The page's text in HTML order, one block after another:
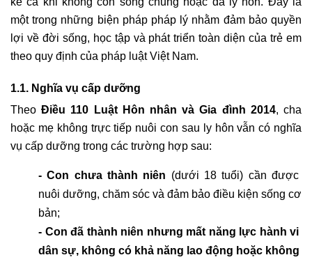
một trong những biện pháp pháp lý nhằm đảm bảo quyền
lợi về đời sống, học tập và phát triển toàn diện của trẻ em
theo quy định của pháp luật Việt Nam.
1.1. Nghĩa vụ cấp dưỡng
Theo Điều 110 Luật Hôn nhân và Gia đình 2014, cha
hoặc mẹ không trực tiếp nuôi con sau ly hôn vẫn có nghĩa
vụ cấp dưỡng trong các trường hợp sau:
- Con chưa thành niên (dưới 18 tuổi) cần được
nuôi dưỡng, chăm sóc và đảm bảo điều kiện sống cơ
bản;
- Con đã thành niên nhưng mất năng lực hành vi
dân sự, không có khả năng lao động hoặc không